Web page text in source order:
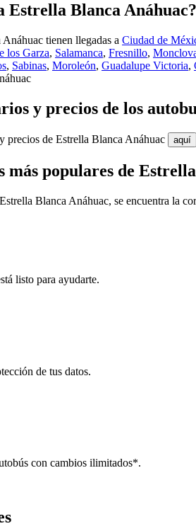
Estrella Blanca Anáhuac?
tienen llegadas a Ciudad de
los Garza, Salamanca, Fresnillo,
, Sabinas, Moroleón, Guadalupe Victoria,
y precios de los
precios de Estrella Blanca Anáhuac aquí
más populares de
Blanca Anáhuac, se encuentra la
listo para ayudarte.
de tus datos.
con cambios ilimitados*.